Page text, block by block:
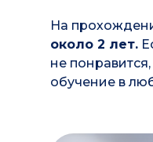
На
около 2 лет.
не
обучение в